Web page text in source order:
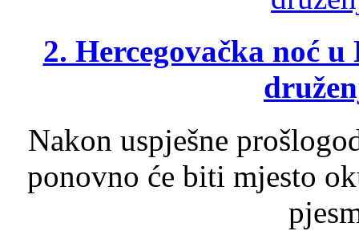
2. Hercegovačka noć
Nakon uspješne
ponovno će biti mjesto